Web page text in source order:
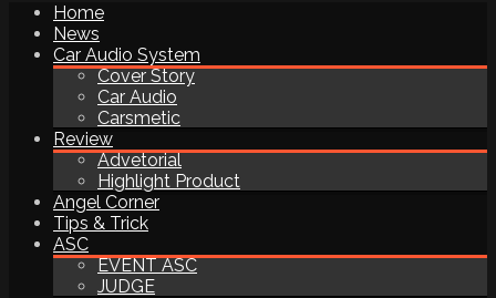
Home
News
Car Audio System
Cover Story
Car Audio
Carsmetic
Review
Advetorial
Highlight Product
Angel Corner
Tips & Trick
ASC
EVENT ASC
JUDGE